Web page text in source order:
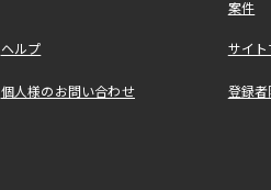
案件
ヘルプ サイ
個人様のお問い合わせ 登録者